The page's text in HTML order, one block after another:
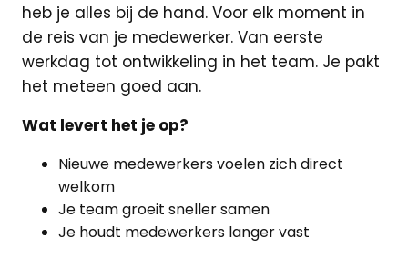
heb je alles bij de hand. Voor elk moment in
de reis van je medewerker. Van eerste
werkdag tot ontwikkeling in het team. Je pakt
het meteen goed aan.
Wat levert het je op?
Nieuwe medewerkers voelen zich direct
welkom
Je team groeit sneller samen
Je houdt medewerkers langer vast